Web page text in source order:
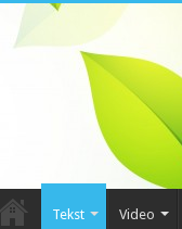
Tekst Video